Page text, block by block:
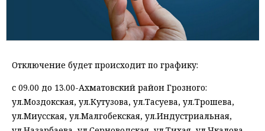
Отключение будет происходит по графику:
с 09.00 до 13.00-Ахматовский район Грозного:
ул.Моздокская, ул.Кутузова, ул.Тасуева, ул.Трошева,
ул.Миусская, ул.Малгобекская, ул.Индустриальная,